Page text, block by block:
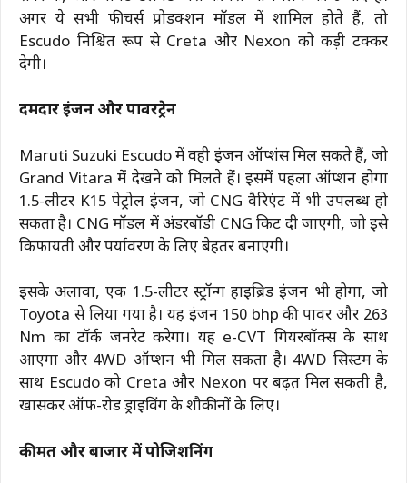
अगर ये सभी फीचर्स प्रोडक्शन मॉडल में शामिल होते हैं, तो
Escudo निश्चित रूप से Creta और Nexon को कड़ी टक्कर
देगी।
दमदार इंजन और पावरट्रेन
Maruti Suzuki Escudo में वही इंजन ऑप्शंस मिल सकते हैं, जो
Grand Vitara में देखने को मिलते हैं। इसमें पहला ऑप्शन होगा
1.5-लीटर K15 पेट्रोल इंजन, जो CNG वैरिएंट में भी उपलब्ध हो
सकता है। CNG मॉडल में अंडरबॉडी CNG किट दी जाएगी, जो इसे
किफायती और पर्यावरण के लिए बेहतर बनाएगी।
इसके अलावा, एक 1.5-लीटर स्ट्रॉन्ग हाइब्रिड इंजन भी होगा, जो
Toyota से लिया गया है। यह इंजन 150 bhp की पावर और 263
Nm का टॉर्क जनरेट करेगा। यह e-CVT गियरबॉक्स के साथ
आएगा और 4WD ऑप्शन भी मिल सकता है। 4WD सिस्टम के
साथ Escudo को Creta और Nexon पर बढ़त मिल सकती है,
खासकर ऑफ-रोड ड्राइविंग के शौकीनों के लिए।
कीमत और बाजार में पोजिशनिंग